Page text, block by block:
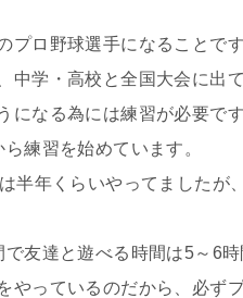
プロ野球選手になることで
中学・高校と全国大会に出
になる為には練習が必要で
練習を始めています。
半年くらいやってましたが
で友達と遊べる時間は5～6
やっているのだから、必ず